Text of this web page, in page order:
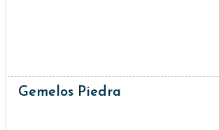
Gemelos Piedra